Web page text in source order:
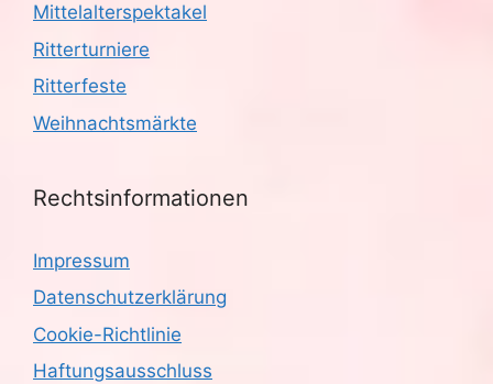
Mittelalterspektakel
Ritterturniere
Ritterfeste
Weihnachtsmärkte
Rechtsinformationen
Impressum
Datenschutzerklärung
Cookie-Richtlinie
Haftungsausschluss